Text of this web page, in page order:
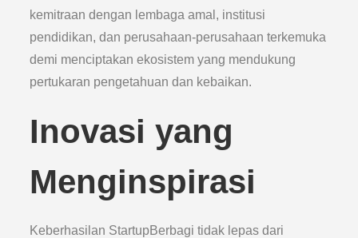
kemitraan dengan lembaga amal, institusi
pendidikan, dan perusahaan-perusahaan terkemuka
demi menciptakan ekosistem yang mendukung
pertukaran pengetahuan dan kebaikan.
Inovasi yang
Menginspirasi
Keberhasilan StartupBerbagi tidak lepas dari